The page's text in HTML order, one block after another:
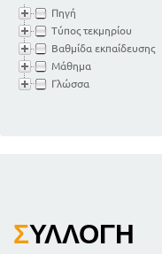
Πηγή
Τύπος τεκμηρίου
Βαθμίδα εκπαίδευσης
Μάθημα
Γλώσσα
ΣΥΛΛΟΓΉ